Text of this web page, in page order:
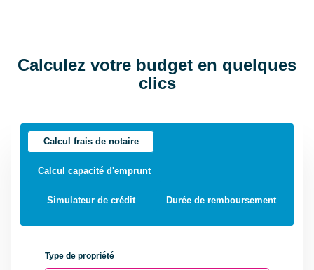
Calculez votre budget en quelques
clics
Calcul frais de notaire
Calcul capacité d'emprunt
Simulateur de crédit Durée de remboursement